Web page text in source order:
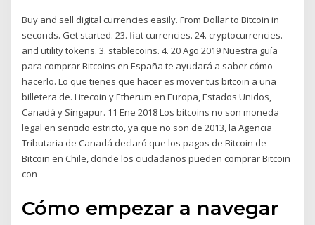
Buy and sell digital currencies easily. From Dollar to Bitcoin in
seconds. Get started. 23. fiat currencies. 24. cryptocurrencies.
and utility tokens. 3. stablecoins. 4. 20 Ago 2019 Nuestra guía
para comprar Bitcoins en España te ayudará a saber cómo
hacerlo. Lo que tienes que hacer es mover tus bitcoin a una
billetera de. Litecoin y Etherum en Europa, Estados Unidos,
Canadá y Singapur. 11 Ene 2018 Los bitcoins no son moneda
legal en sentido estricto, ya que no son de 2013, la Agencia
Tributaria de Canadá declaró que los pagos de Bitcoin de
Bitcoin en Chile, donde los ciudadanos pueden comprar Bitcoin
con
Cómo empezar a navegar